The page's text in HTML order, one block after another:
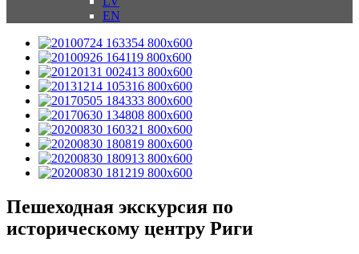
EN
Пешеходная экскурсия по
историческому центру Риги